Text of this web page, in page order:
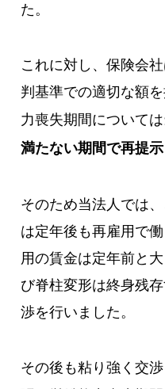
た。
これに対し、保険会
判基準での適切な額
力喪失期間については
満たない期間で再提
そのため当法人では
は定年後も再雇用で
用の賃金は定年前と
び脊柱変形は終身残
渉を行いました。
その後も粘り強く交